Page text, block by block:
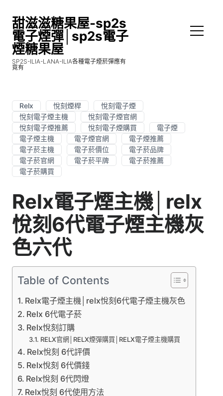
甜滋滋糖果屋-sp2s
電子煙彈│sp2s電子
煙糖果屋
SP2S-ILIA-LANA-ILIA各種電子煙菸彈應有
竟有
Relx 悅刻煙桿
悅刻電子煙
悅刻電子煙主機
悅刻電子煙官網
悅刻電子煙推薦
悅刻電子煙購買
電子煙
電子煙主機
電子煙官網
電子煙推薦
電子菸主機
電子菸價位
電子菸品牌
電子菸官網
電子菸平牌
電子菸推薦
電子菸購買
Relx電子煙主機│relx
悅刻6代電子煙主機灰
色六代
Table of Contents
Relx電子煙主機│relx悅刻6代電子煙主機灰色
Relx 6代電子菸
Relx悅刻訂購
RELX官網│RELX煙彈購買│RELX電子煙主機購買
Relx悅刻 6代評價
Relx悅刻 6代價錢
Relx悅刻 6代閃燈
Relx悅刻 6代使用方法